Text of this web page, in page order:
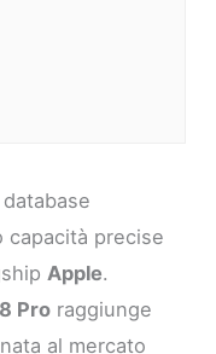
capacità precise
Apple.
Pro raggiunge
al mercato